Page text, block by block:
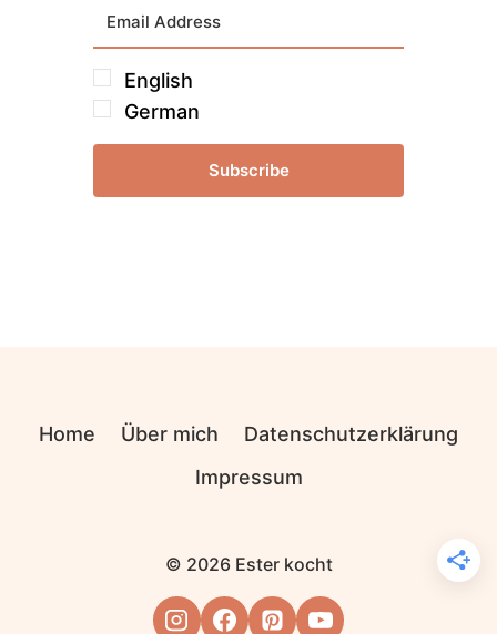
English
German
Subscribe
Home Über mich
Datenschutzerklärung
Impressum
© 2026 Ester kocht